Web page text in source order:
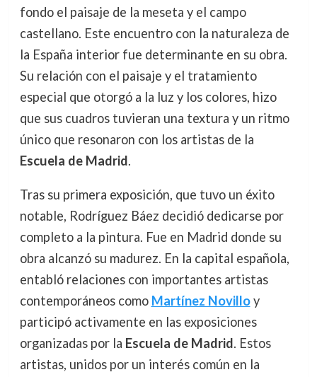
fondo el paisaje de la meseta y el campo
castellano. Este encuentro con la naturaleza de
la España interior fue determinante en su obra.
Su relación con el paisaje y el tratamiento
especial que otorgó a la luz y los colores, hizo
que sus cuadros tuvieran una textura y un ritmo
único que resonaron con los artistas de la
Escuela de Madrid.
Tras su primera exposición, que tuvo un éxito
notable, Rodríguez Báez decidió dedicarse por
completo a la pintura. Fue en Madrid donde su
obra alcanzó su madurez. En la capital española,
entabló relaciones con importantes artistas
contemporáneos como Martínez Novilloy
participó activamente en las exposiciones
organizadas por la Escuela de Madrid. Estos
artistas, unidos por un interés común en la